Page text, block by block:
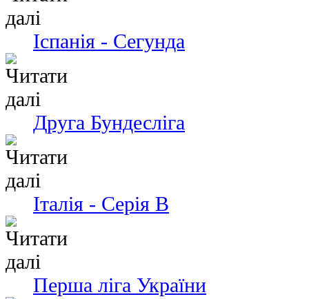
Іспанія - Сегунда
Друга Бундесліга
Італія - Серія В
Перша ліга України